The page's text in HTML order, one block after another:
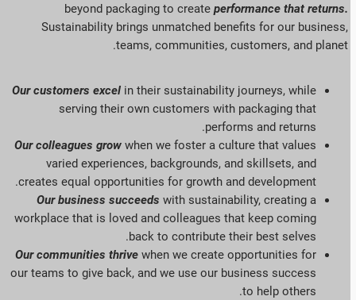
beyond packaging to createperformance that returns
Sustainability brings unmatched benefits for our business,
teams, communities, customers, and planet
.
Our customers excelin their sustainability journeys, while
servingtheir own customers with packaging that
performs and returns.
Our colleagues growwhen we foster a culture that values
varied experiences, backgrounds, and skillsets, and
creates equal opportunities for growth and development.
Our business succeedswith sustainability, creating a
workplace that is loved and colleagues that keep coming
back to contribute their best selves.
Our communities thrivewhen we create opportunities for
our teams to give back, and we use our business success
to help others.